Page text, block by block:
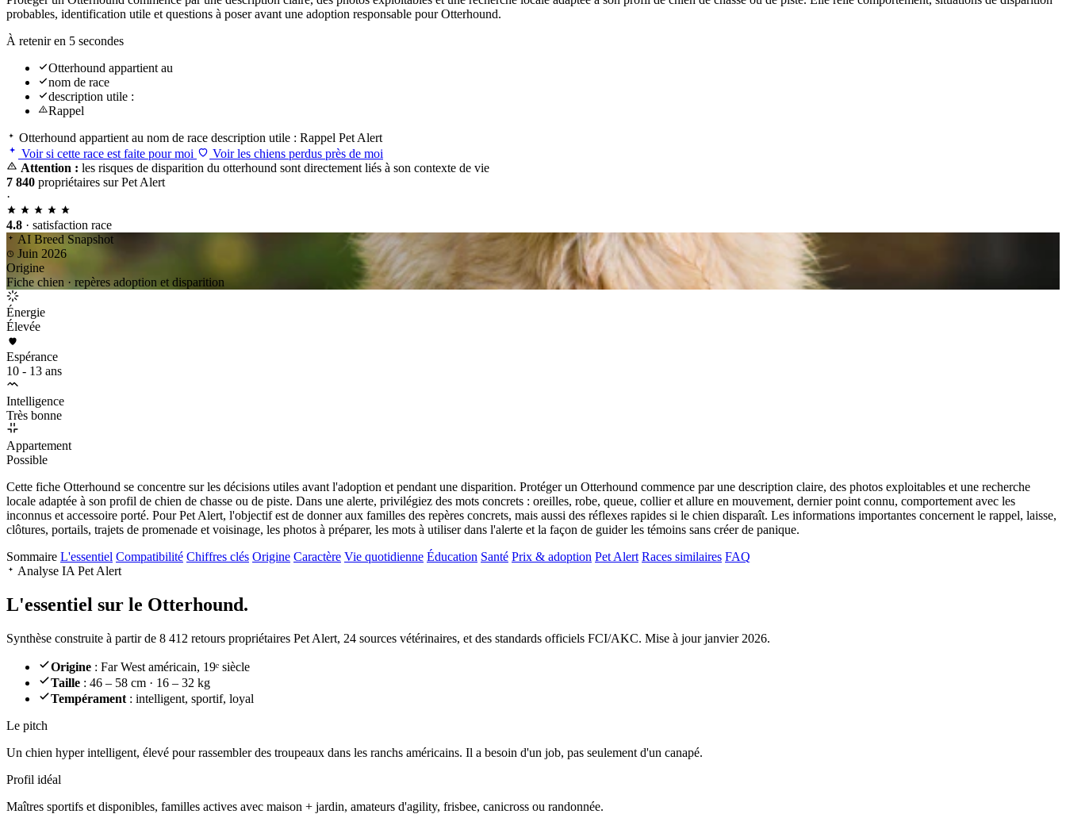
probables, identification utile et questions à poser avant une adoption responsable pour Otterhound.
À retenir en 5 secondes
Otterhound appartient au
nom de race
description utile :
Rappel
Otterhound appartient au nom de race description utile : Rappel Pet Alert
Voir si cette race est faite pour moi
Voir les chiens perdus près de moi
Attention : les risques de disparition du otterhound sont directement liés à son contexte de vie
7 840 propriétaires sur Pet Alert
·
4.8 · satisfaction race
AI Breed Snapshot
Juin 2026
Origine
Fiche chien · repères adoption et disparition
Énergie
Élevée
Espérance
10 - 13 ans
Intelligence
Très bonne
Appartement
Possible
Cette fiche Otterhound se concentre sur les décisions utiles avant l'adoption et pendant une disparition. Protéger un Otterhound commence par une description claire, des photos exploitables et une recherche
locale adaptée à son profil de chien de chasse ou de piste. Dans une alerte, privilégiez des mots concrets : oreilles, robe, queue, collier et allure en mouvement, dernier point connu, comportement avec les
inconnus et accessoire porté. Pour Pet Alert, l'objectif est de donner aux familles des repères concrets, mais aussi des réflexes rapides si le chien disparaît. Les informations importantes concernent le rappel, laisse,
clôtures, portails, trajets de promenade et voisinage, les photos à préparer, les mots à utiliser dans l'alerte et la façon de guider les témoins sans créer de panique.
Sommaire L'essentiel Compatibilité Chiffres clés Origine Caractère Vie quotidienne Éducation Santé Prix & adoption Pet Alert Races similaires FAQ
Analyse IA Pet Alert
L'essentiel sur le Otterhound.
Synthèse construite à partir de 8 412 retours propriétaires Pet Alert, 24 sources vétérinaires, et des standards officiels FCI/AKC. Mise à jour janvier 2026.
Origine : Far West américain, 19ᵉ siècle
Taille : 46 – 58 cm · 16 – 32 kg
Tempérament : intelligent, sportif, loyal
Le pitch
Un chien hyper intelligent, élevé pour rassembler des troupeaux dans les ranchs américains. Il a besoin d'un job, pas seulement d'un canapé.
Profil idéal
Maîtres sportifs et disponibles, familles actives avec maison + jardin, amateurs d'agility, frisbee, canicross ou randonnée.